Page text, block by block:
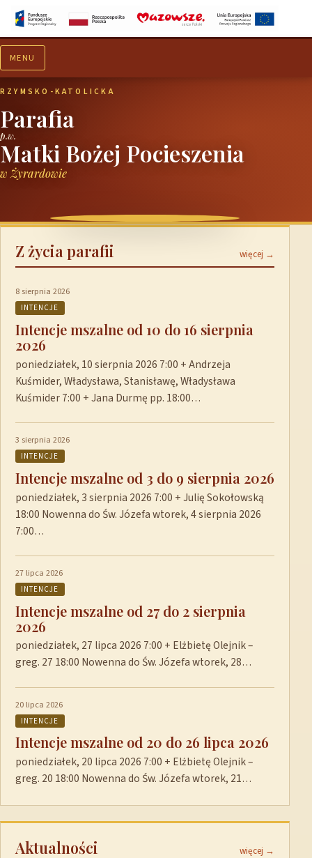
MENU
RZYMSKO-KATOLICKA
Parafia
p.w.
Matki Bożej Pocieszenia
w Żyrardowie
Z życia parafii więcej →
8 sierpnia 2026
INTENCJE
Intencje mszalne od 10 do 16 sierpnia
2026
poniedziałek, 10 sierpnia 2026 7:00 + Andrzeja
Kuśmider, Władysława, Stanisławę, Władysława
Kuśmider 7:00 + Jana Durmę pp. 18:00…
3 sierpnia 2026
INTENCJE
Intencje mszalne od 3 do 9 sierpnia 2026
poniedziałek, 3 sierpnia 2026 7:00 + Julię Sokołowską
18:00 Nowenna do Św. Józefa wtorek, 4 sierpnia 2026
7:00…
27 lipca 2026
INTENCJE
Intencje mszalne od 27 do 2 sierpnia
2026
poniedziałek, 27 lipca 2026 7:00 + Elżbietę Olejnik –
greg. 27 18:00 Nowenna do Św. Józefa wtorek, 28…
20 lipca 2026
INTENCJE
Intencje mszalne od 20 do 26 lipca 2026
poniedziałek, 20 lipca 2026 7:00 + Elżbietę Olejnik –
greg. 20 18:00 Nowenna do Św. Józefa wtorek, 21…
Aktualności więcej →